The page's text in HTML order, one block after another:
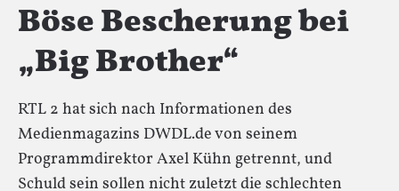
Böse Bescherung bei
„Big Brother“
RTL 2 hat sich nach Informationen des
Medienmagazins DWDL.de von seinem
Programmdirektor Axel Kühn getrennt, und
Schuld sein sollen nicht zuletzt die schlechten